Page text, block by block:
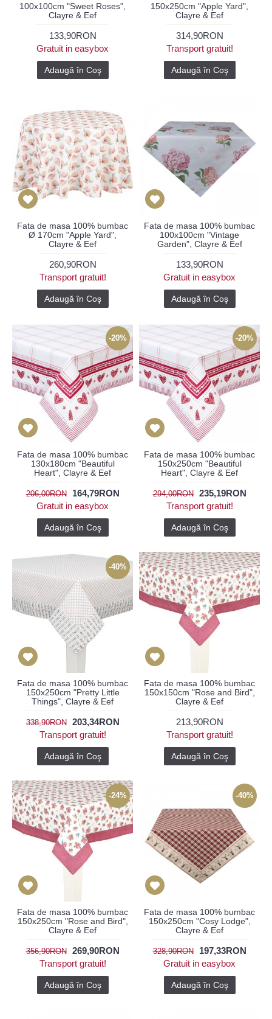
100x100cm "Sweet Roses",
Clayre & Eef
133,90RON
Gratuit in easybox
Adaugă în Coş
150x250cm "Apple Yard",
Clayre & Eef
314,90RON
Transport gratuit!
Adaugă în Coş
Fata de masa 100% bumbac
Ø 170cm "Apple Yard",
Clayre & Eef
260,90RON
Transport gratuit!
Adaugă în Coş
Fata de masa 100% bumbac
100x100cm "Vintage
Garden", Clayre & Eef
133,90RON
Gratuit in easybox
Adaugă în Coş
-20%
Fata de masa 100% bumbac
130x180cm "Beautiful
Heart", Clayre & Eef
206,00RON
164,79RON
Gratuit in easybox
Adaugă în Coş
-20%
Fata de masa 100% bumbac
150x250cm "Beautiful
Heart", Clayre & Eef
294,00RON
235,19RON
Transport gratuit!
Adaugă în Coş
-40%
Fata de masa 100% bumbac
150x250cm "Pretty Little
Things", Clayre & Eef
338,90RON
203,34RON
Transport gratuit!
Adaugă în Coş
Fata de masa 100% bumbac
150x150cm "Rose and Bird",
Clayre & Eef
213,90RON
Transport gratuit!
Adaugă în Coş
-24%
Fata de masa 100% bumbac
150x250cm "Rose and Bird",
Clayre & Eef
356,90RON
269,90RON
Transport gratuit!
Adaugă în Coş
-40%
Fata de masa 100% bumbac
150x250cm "Cosy Lodge",
Clayre & Eef
328,90RON
197,33RON
Gratuit in easybox
Adaugă în Coş